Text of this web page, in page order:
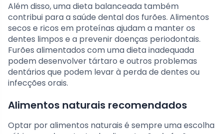
Além disso, uma dieta balanceada também
contribui para a saúde dental dos furões. Alimentos
secos e ricos em proteínas ajudam a manter os
dentes limpos e a prevenir doenças periodontais.
Furões alimentados com uma dieta inadequada
podem desenvolver tártaro e outros problemas
dentários que podem levar à perda de dentes ou
infecções orais.
Alimentos naturais recomendados
Optar por alimentos naturais é sempre uma escolha